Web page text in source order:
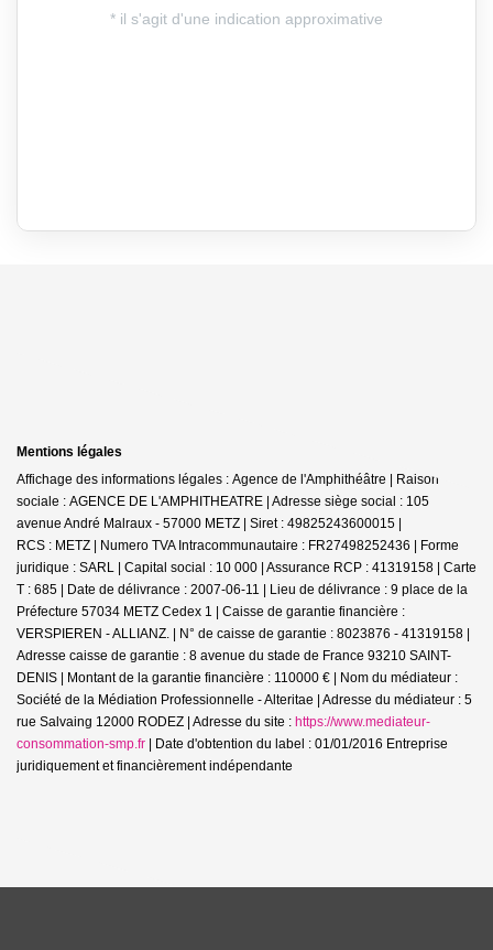
Mentions légales
Affichage des informations légales : Agence de l'Amphithéâtre | Raison
sociale : AGENCE DE L'AMPHITHEATRE | Adresse siège social : 105
avenue André Malraux - 57000 METZ | Siret : 49825243600015 |
RCS : METZ | Numero TVA Intracommunautaire : FR27498252436 | Forme
juridique : SARL | Capital social : 10 000 | Assurance RCP : 41319158 | Carte
T : 685 | Date de délivrance : 2007-06-11 | Lieu de délivrance : 9 place de la
Préfecture 57034 METZ Cedex 1 | Caisse de garantie financière :
VERSPIEREN - ALLIANZ. | N° de caisse de garantie : 8023876 - 41319158 |
Adresse caisse de garantie : 8 avenue du stade de France 93210 SAINT-
DENIS | Montant de la garantie financière : 110000 € | Nom du médiateur :
Société de la Médiation Professionnelle - Alteritae | Adresse du médiateur : 5
rue Salvaing 12000 RODEZ | Adresse du site : https://www.mediateur-
consommation-smp.fr | Date d'obtention du label : 01/01/2016 Entreprise
juridiquement et financièrement indépendante